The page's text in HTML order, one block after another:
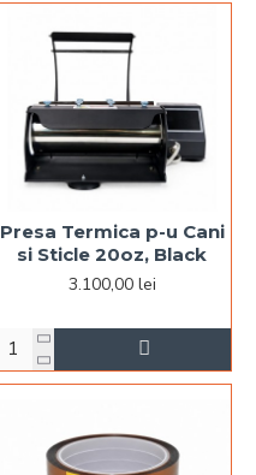
Presa Termica p-u Cani
si Sticle 20oz, Black
3.100,00 lei